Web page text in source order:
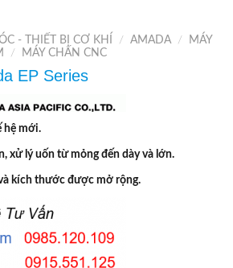
- THIẾT BỊ CƠ KHÍ / AMADA /
MÁY
/ MÁY CHẤN CNC
EP Series
hệ mới.
xử lý uốn từ mỏng đến dày và lớn.
kích thước được mở rộng.